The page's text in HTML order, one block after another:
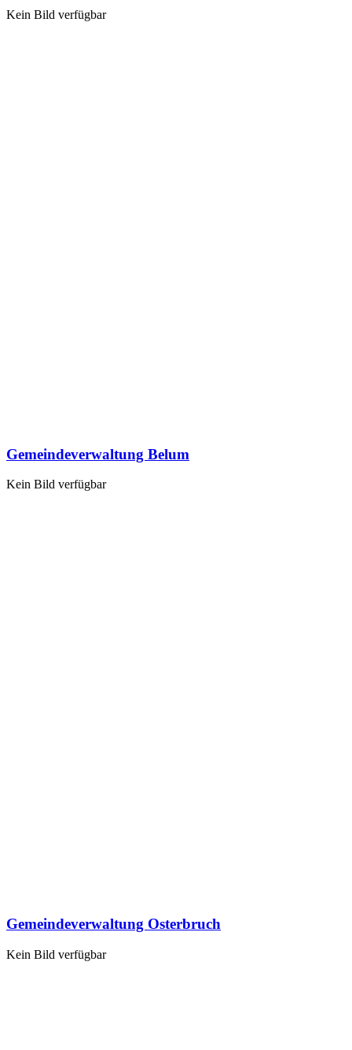
Kein Bild verfügbar
Gemeindeverwaltung Belum
Kein Bild verfügbar
Gemeindeverwaltung Osterbruch
Kein Bild verfügbar